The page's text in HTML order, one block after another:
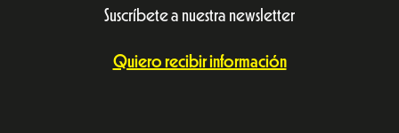
Suscríbete a nuestra newsletter
Quiero recibir información